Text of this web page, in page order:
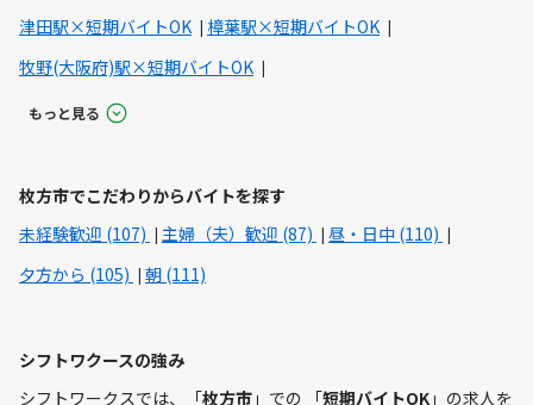
津田駅×短期バイトOK
樟葉駅×短期バイトOK
牧野(大阪府)駅×短期バイトOK
もっと見る
枚方市でこだわりからバイトを探す
未経験歓迎 (107)
主婦（夫）歓迎 (87)
昼・日中 (110)
夕方から (105)
朝 (111)
シフトワクースの強み
シフトワークスでは、「枚方市 」での 「短期バイトOK」の求人を